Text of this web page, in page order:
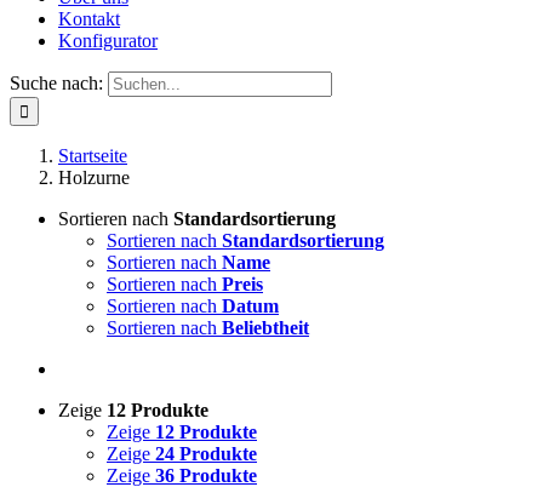
Kontakt
Konfigurator
Suche nach:
Startseite
Holzurne
Sortieren nach Standardsortierung
Sortieren nach Standardsortierung
Sortieren nach Name
Sortieren nach Preis
Sortieren nach Datum
Sortieren nach Beliebtheit
Zeige 12 Produkte
Zeige 12 Produkte
Zeige 24 Produkte
Zeige 36 Produkte